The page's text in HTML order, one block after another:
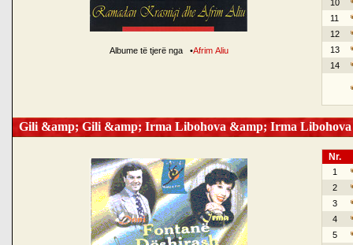
Albume të tjerë nga •Afrim Aliu
10
11
12
13
14
Gili &amp; Gili &amp; Irma Libohova &amp; Irma
Nr.
1
2
3
4
5